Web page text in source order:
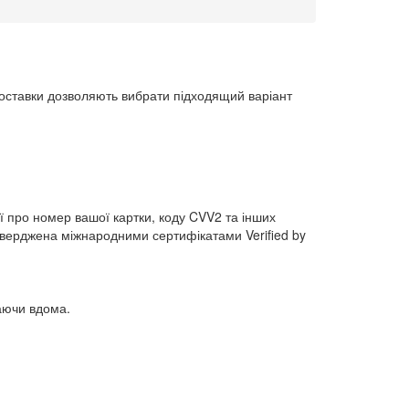
дозволяють вибрати підходящий варіант
про номер вашої картки, коду CVV2 та інших
міжнародними сертифікатами Verified by
вдома.